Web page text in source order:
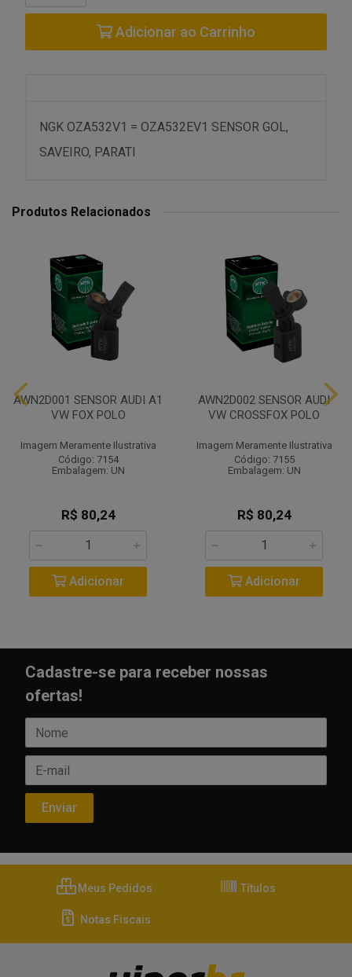
Adicionar ao Carrinho
NGK OZA532V1 = OZA532EV1 SENSOR GOL,
SAVEIRO, PARATI
Produtos Relacionados
AWN2D001 SENSOR AUDI A1
VW FOX POLO
Imagem Meramente Ilustrativa
Código: 7154
Embalagem: UN
R$ 80,24
Adicionar
AWN2D002 SENSOR AUDI
VW CROSSFOX POLO
Imagem Meramente Ilustrativa
Código: 7155
Embalagem: UN
R$ 80,24
Adicionar
Cadastre-se para receber nossas
ofertas!
Meus Pedidos Títulos
Notas Fiscais